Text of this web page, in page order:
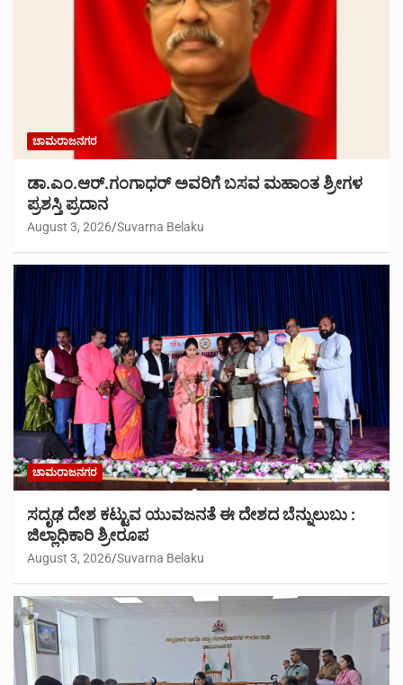
ಚಾಮರಾಜನಗರ
ಡಾ.ಎಂ.ಆರ್.ಗಂಗಾಧರ್ ಅವರಿಗೆ ಬಸವ ಮಹಾಂತ ಶ್ರೀಗಳ
ಪ್ರಶಸ್ತಿ ಪ್ರದಾನ
August 3, 2026 Suvarna Belaku
ಚಾಮರಾಜನಗರ
ಸದೃಢ ದೇಶ ಕಟ್ಟುವ ಯುವಜನತೆ ಈ ದೇಶದ ಬೆನ್ನುಲುಬು :
ಜಿಲ್ಲಾಧಿಕಾರಿ ಶ್ರೀರೂಪ
August 3, 2026 Suvarna Belaku